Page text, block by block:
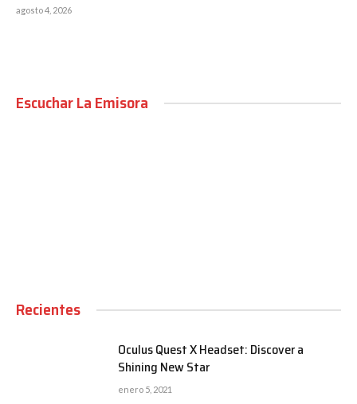
agosto 4, 2026
Escuchar La Emisora
Recientes
Oculus Quest X Headset: Discover a
Shining New Star
enero 5, 2021